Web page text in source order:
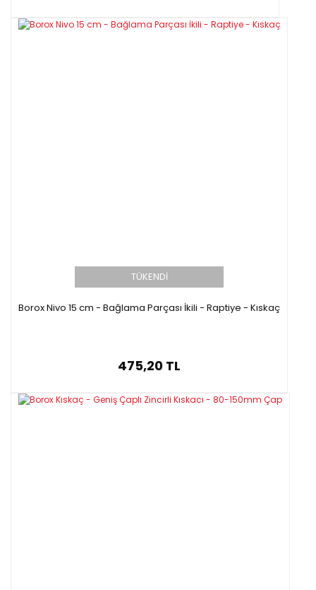
TÜKENDİ
Borox Nivo 15 cm - Bağlama Parçası İkili - Raptiye - Kıskaç
475,20 TL